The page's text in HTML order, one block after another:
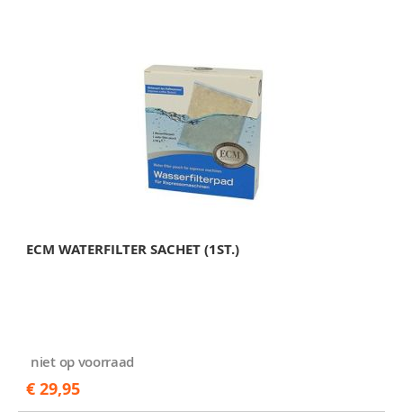
ECM WATERFILTER SACHET (1ST.)
niet op voorraad
€ 29,95